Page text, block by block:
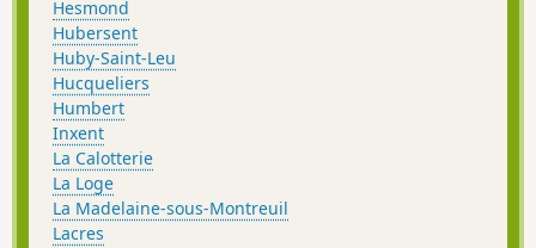
Hesmond
Hubersent
Huby-Saint-Leu
Hucqueliers
Humbert
Inxent
La Calotterie
La Loge
La Madelaine-sous-Montreuil
Lacres